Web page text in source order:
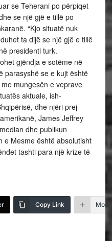
se Teherani po përpiqet
se një gjë e tillë po
“Kjo situatë nuk
ta dijë se një gjë e tillë
presidenti turk.
gjëndja e sotëme në
parasyshë se e kujt është
mungesën e veprave
aktuale, ish-
dhe njëri prej
James Jeffrey
dhe publikun
e Mesme është absolutisht
tashti para një krize të
Copy Link More